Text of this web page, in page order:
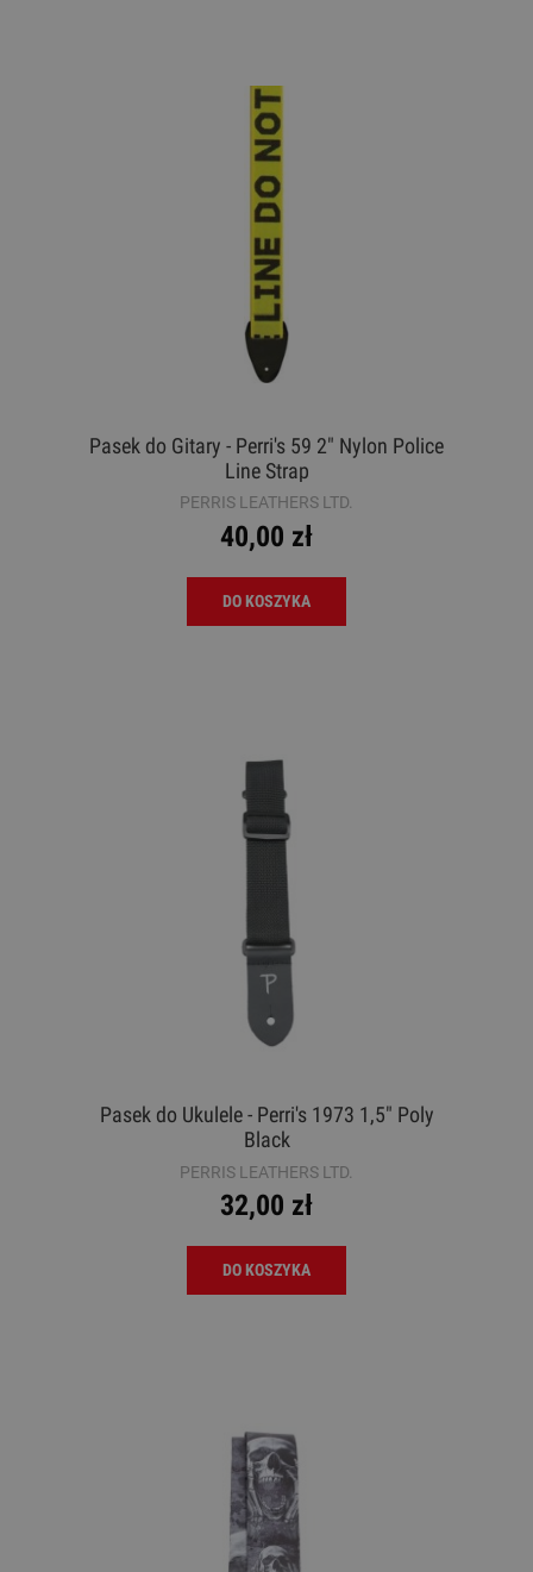
Pasek do Gitary - Perri's 59 2" Nylon Police
Line Strap
PERRIS LEATHERS LTD.
40,00 zł
DO KOSZYKA
Pasek do Ukulele - Perri's 1973 1,5" Poly
Black
PERRIS LEATHERS LTD.
32,00 zł
DO KOSZYKA